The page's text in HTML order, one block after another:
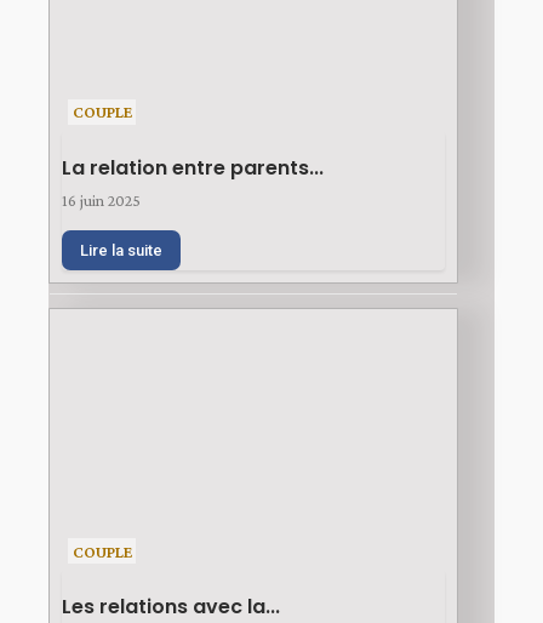
COUPLE
La relation entre parents...
16 juin 2025
Lire la suite
COUPLE
Les relations avec la...